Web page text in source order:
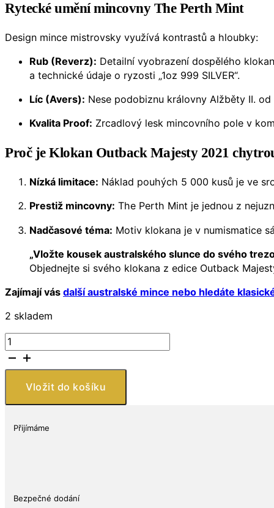
Rytecké umění mincovny The Perth Mint
Design mince mistrovsky využívá kontrastů a hloubky:
Rub (Reverz): Detailní vyobrazení dospělého
a technické údaje o ryzosti „1oz 999 SILVER“.
Líc (Avers): Nese podobiznu královny Alžběty II. od
Kvalita Proof: Zrcadlový lesk mincovního pole v
Proč je Klokan Outback Majesty 2021
Nízká limitace: Náklad pouhých 5 000 kusů je ve
Prestiž mincovny: The Perth Mint je jednou z
Nadčasové téma: Motiv klokana je v numismatice
„Vložte kousek australského slunce do svého
Objednejte si svého klokana z edice Outback
Zajímají vás další australské mince nebo hledáte
2 skladem
Austrálie
–
1
mince
2021
Oz
Vložit do košíku
Přijímáme
Bezpečné dodání